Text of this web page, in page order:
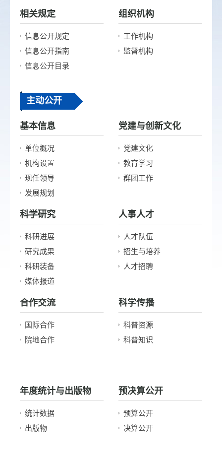
相关规定
信息公开规定
信息公开指南
信息公开目录
组织机构
工作机构
监督机构
主动公开
基本信息
单位概况
机构设置
现任领导
发展规划
党建与创新文化
党建文化
教育学习
群团工作
科学研究
科研进展
研究成果
科研装备
媒体报道
人事人才
人才队伍
招生与培养
人才招聘
合作交流
国际合作
院地合作
科学传播
科普资源
科普知识
年度统计与出版物
统计数据
出版物
预决算公开
预算公开
决算公开